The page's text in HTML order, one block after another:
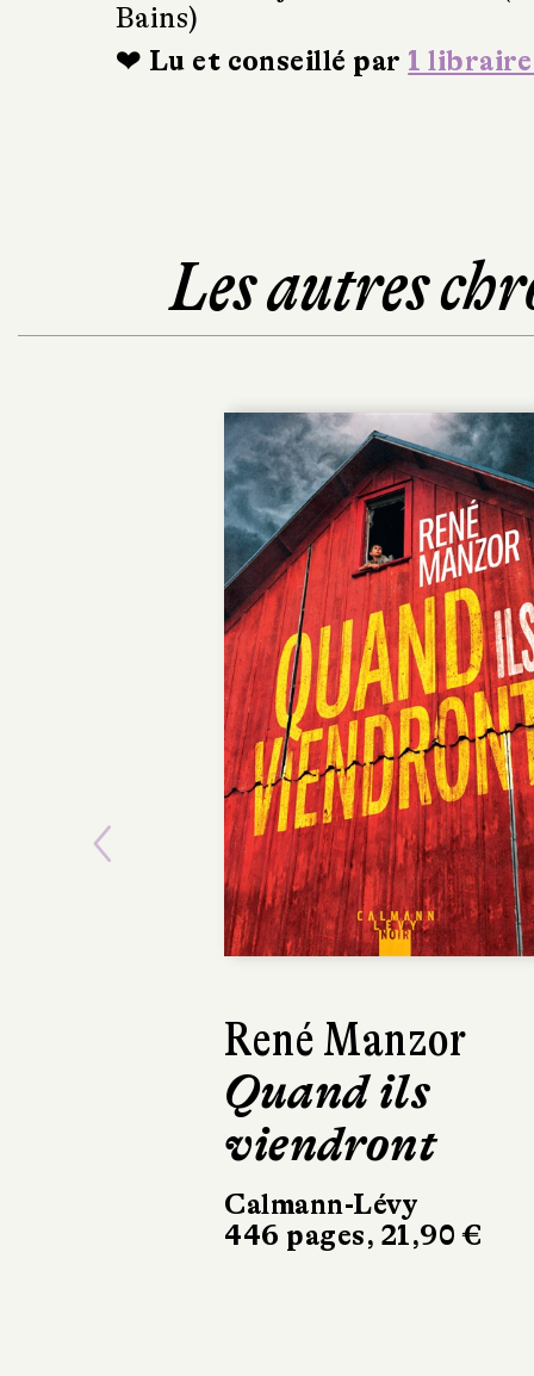
Bains)
❤ Lu et conseillé par 1
Les autres
Isabelle
Lagarrigue
C'est l'histoire
d'un amour
Récamier
Previous